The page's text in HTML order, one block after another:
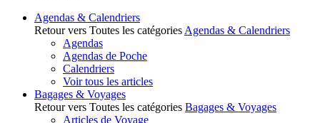
Agendas & Calendriers
Retour vers Toutes les catégories Agendas & Calendriers
Agendas
Agendas de Poche
Calendriers
Voir tous les articles
Bagages & Voyages
Retour vers Toutes les catégories Bagages & Voyages
Articles de Voyage